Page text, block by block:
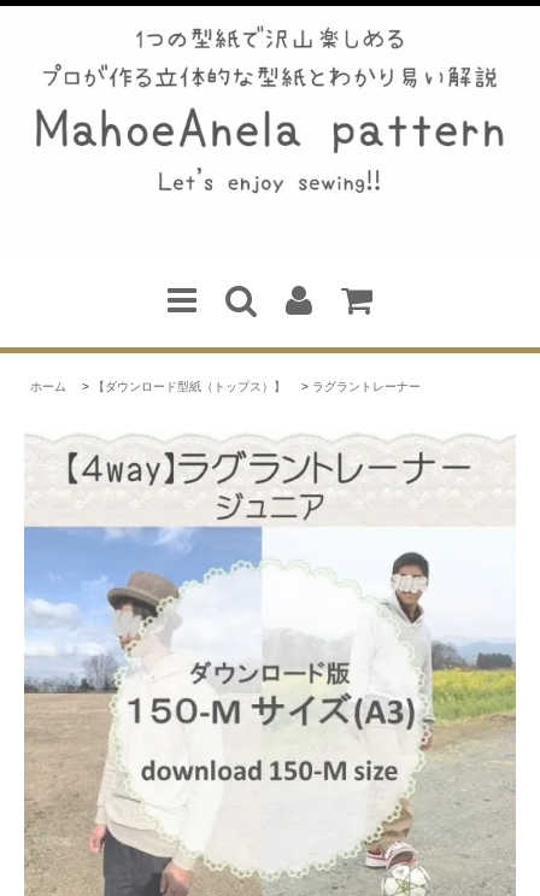
ホーム > 【ダウンロード型紙（トップス）】 > ラグラントレーナー